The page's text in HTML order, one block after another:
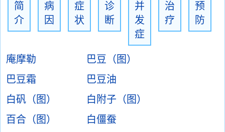
简
介
病
因
症
状
诊
断
并
发
症
治
疗
预
防
庵摩勒
巴豆（图）
巴豆霜
巴豆油
白矾（图）
白附子（图）
百合（图）
白僵蚕